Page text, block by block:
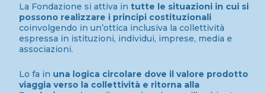
La Fondazione si attiva in tutte le situazioni in cui si
possono realizzare i principi costituzionali
coinvolgendo in un’ottica inclusiva la collettività
espressa in istituzioni, individui, imprese, media e
associazioni.
Lo fa in una logica circolare dove il valore prodotto
viaggia verso la collettività e ritorna alla